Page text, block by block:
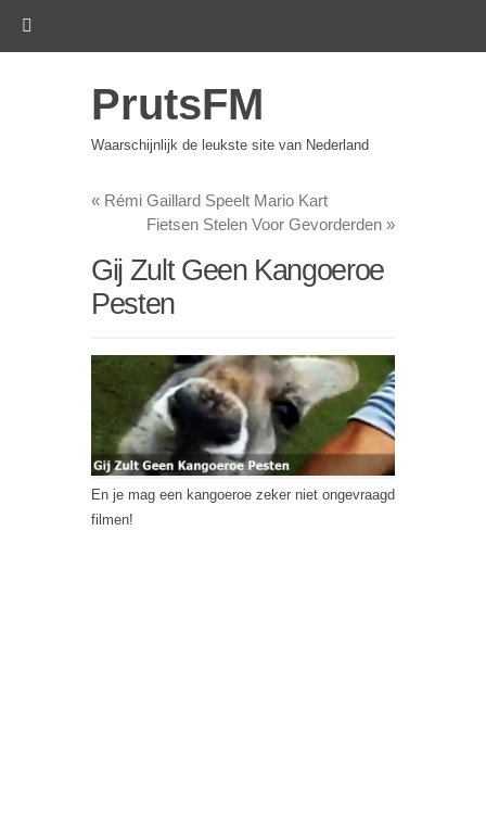
PrutsFM
Waarschijnlijk de leukste site van Nederland
« Rémi Gaillard Speelt Mario Kart
Fietsen Stelen Voor Gevorderden »
Gij Zult Geen Kangoeroe
Pesten
En je mag een kangoeroe zeker niet ongevraagd
filmen!